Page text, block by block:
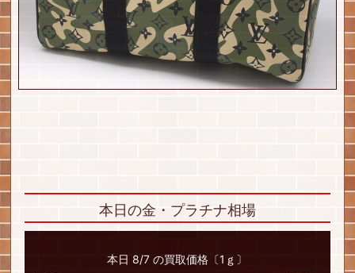
本日の金・プラチナ相場
本日 8/7 の買取価格〔1ｇ〕